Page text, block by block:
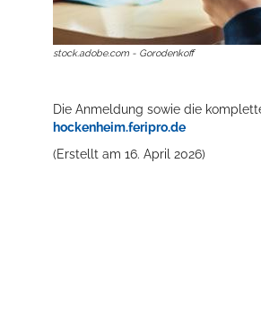
stock.adobe.com - Gorodenkoff
Die Anmeldung sowie die
hockenheim.feripro.de
(Erstellt am 16. April 2026)